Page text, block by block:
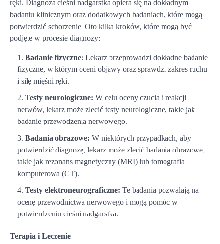
ręki. Diagnoza cieśni nadgarstka opiera się na dokładnym
badaniu klinicznym oraz dodatkowych badaniach, które mogą
potwierdzić schorzenie. Oto kilka kroków, które mogą być
podjęte w procesie diagnozy:
Badanie fizyczne: Lekarz przeprowadzi dokładne badanie
fizyczne, w którym oceni objawy oraz sprawdzi zakres ruchu
i siłę mięśni ręki.
Testy neurologiczne: W celu oceny czucia i reakcji
nerwów, lekarz może zlecić testy neurologiczne, takie jak
badanie przewodzenia nerwowego.
Badania obrazowe: W niektórych przypadkach, aby
potwierdzić diagnozę, lekarz może zlecić badania obrazowe,
takie jak rezonans magnetyczny (MRI) lub tomografia
komputerowa (CT).
Testy elektroneurograficzne: Te badania pozwalają na
ocenę przewodnictwa nerwowego i mogą pomóc w
potwierdzeniu cieśni nadgarstka.
Terapia i Leczenie